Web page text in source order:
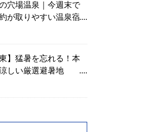
穴場温泉｜今週末で
が取りやすい温泉宿
東】猛暑を忘れる！本
しい厳選避暑地